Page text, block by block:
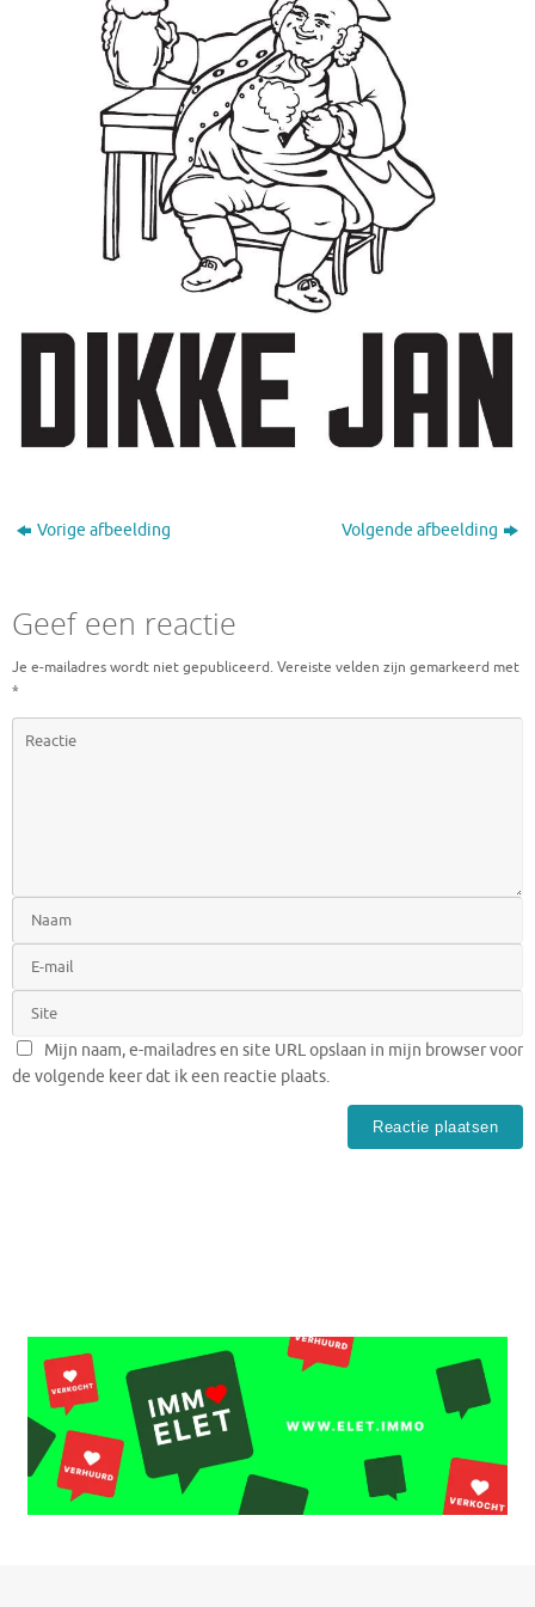
Vorige afbeelding Volgende afbeelding
Geef een reactie
Je e-mailadres wordt niet gepubliceerd. Vereiste velden zijn gemarkeerd met
*
Mijn naam, e-mailadres en site URL opslaan in mijn browser voor
de volgende keer dat ik een reactie plaats.